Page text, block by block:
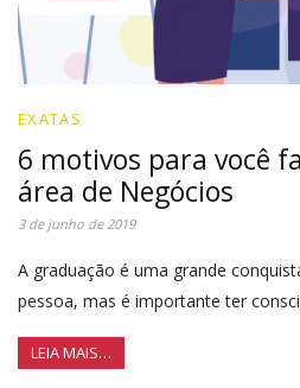
EXATAS
6 motivos para você
área de Negócios
3 de junho de 2019
A graduação é uma grande
pessoa, mas é importante ter
LEIA MAIS…